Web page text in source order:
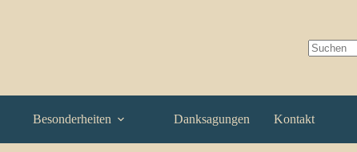
Besonderheiten Danksagungen Kontakt